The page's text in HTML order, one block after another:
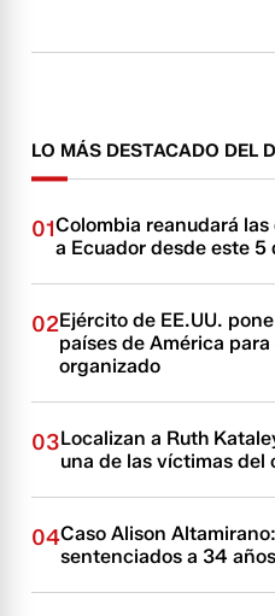
LO MÁS DESTACADO DEL
01Colombia reanudará
a Ecuador desde este 5
02Ejército de EE.UU.
países de América
organizado
03Localizan a Ruth
una de las víctimas del
04Caso Alison
sentenciados a 34